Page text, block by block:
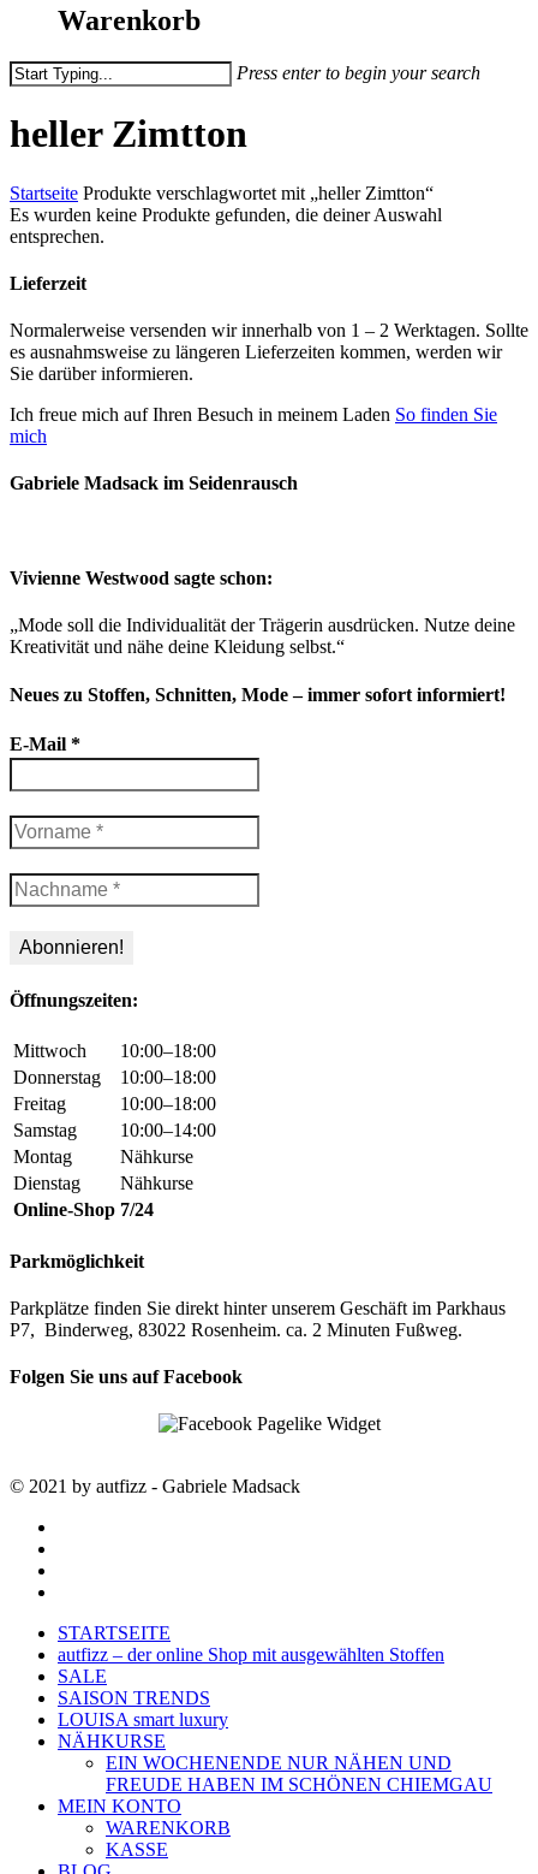
Warenkorb
Press enter to begin your search
Search
heller Zimtton
Startseite Produkte verschlagwortet mit „heller Zimtton“
Es wurden keine Produkte gefunden, die deiner Auswahl
entsprechen.
Lieferzeit
Normalerweise versenden wir innerhalb von 1 – 2 Werktagen. Sollte
es ausnahmsweise zu längeren Lieferzeiten kommen, werden wir
Sie darüber informieren.
Ich freue mich auf Ihren Besuch in meinem Laden So finden Sie
mich
Gabriele Madsack im Seidenrausch
Vivienne Westwood sagte schon:
„Mode soll die Individualität der Trägerin ausdrücken. Nutze deine
Kreativität und nähe deine Kleidung selbst.“
Neues zu Stoffen, Schnitten, Mode – immer sofort informiert!
E-Mail *
Öffnungszeiten:
Mittwoch
10:00–18:00
Donnerstag
10:00–18:00
Freitag
10:00–18:00
Samstag
10:00–14:00
Montag
Nähkurse
Dienstag
Nähkurse
Online-Shop 7/24
Parkmöglichkeit
Parkplätze finden Sie direkt hinter unserem Geschäft im Parkhaus
P7, Binderweg, 83022 Rosenheim. ca. 2 Minuten Fußweg.
Folgen Sie uns auf Facebook
© 2021 by autfizz - Gabriele Madsack
Close
Menu
STARTSEITE
autfizz – der online Shop mit ausgewählten Stoffen
SALE
SAISON TRENDS
LOUISA smart luxury
NÄHKURSE
EIN WOCHENENDE NUR NÄHEN UND
FREUDE HABEN IM SCHÖNEN CHIEMGAU
MEIN KONTO
WARENKORB
KASSE